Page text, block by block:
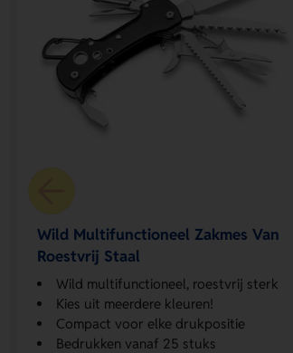
Wild Multifunctioneel Zakmes Van
Roestvrij Staal
Wild multifunctioneel, roestvrij sterk
Kies uit meerdere kleuren!
Compact voor elke drukpositie
Bedrukken vanaf 25 stuks